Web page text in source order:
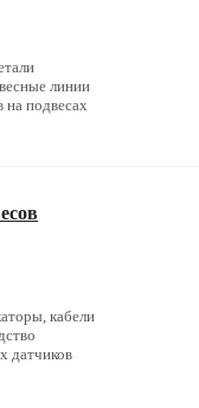
линии
на подвесах
кабели
датчиков